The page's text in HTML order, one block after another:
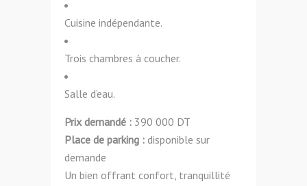
Cuisine indépendante.
Trois chambres à coucher.
Salle d’eau.
Prix demandé : 390 000 DT
Place de parking : disponible sur
demande
Un bien offrant confort, tranquillité